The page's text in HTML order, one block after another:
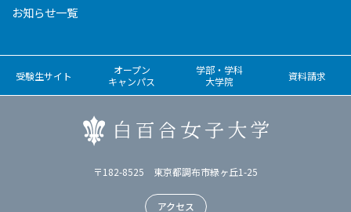
お知らせ一覧
受験生サイト
オープン
キャンパス
学部・学科
大学院
資料請求
〒182-8525 東京都調布市緑ヶ丘1-25
アクセス